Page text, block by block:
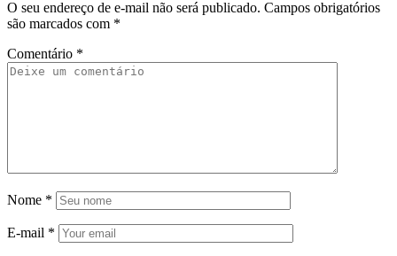
O seu endereço de e-mail não será publicado. Campos obrigatórios
são marcados com *
Comentário *
Nome *
E-mail *